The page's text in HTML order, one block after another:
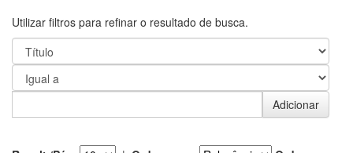
Utilizar filtros para refinar o resultado de busca.